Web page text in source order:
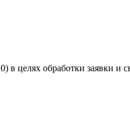
целях обработки заявки и